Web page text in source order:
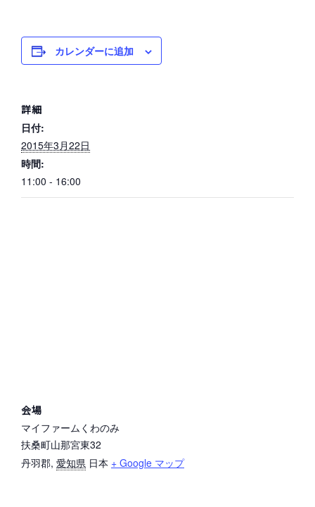
カレンダーに追加
詳細
日付:
2015年3月22日
時間:
11:00 - 16:00
会場
マイファームくわのみ
扶桑町山那宮東32
丹羽郡, 愛知県 日本 + Google マップ